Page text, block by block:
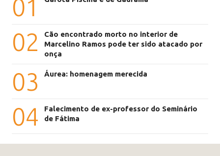
01
02
Cão encontrado morto no interior de
Marcelino Ramos pode ter sido atacado por
onça
03 Áurea: homenagem merecida
04
Falecimento de ex-professor do Seminário
de Fátima